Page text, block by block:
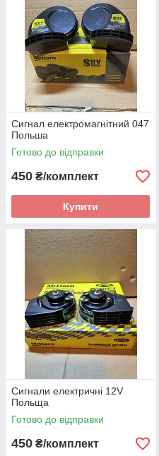
Сигнал електромагнітний 047
Польша
Готово до відправки
450 ₴/комплект
Купити
Сигнали електричні 12V
Польща
Готово до відправки
450 ₴/комплект